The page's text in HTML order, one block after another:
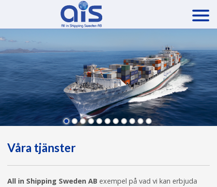
Våra tjänster
All in Shipping Sweden AB exempel på vad vi kan erbjuda